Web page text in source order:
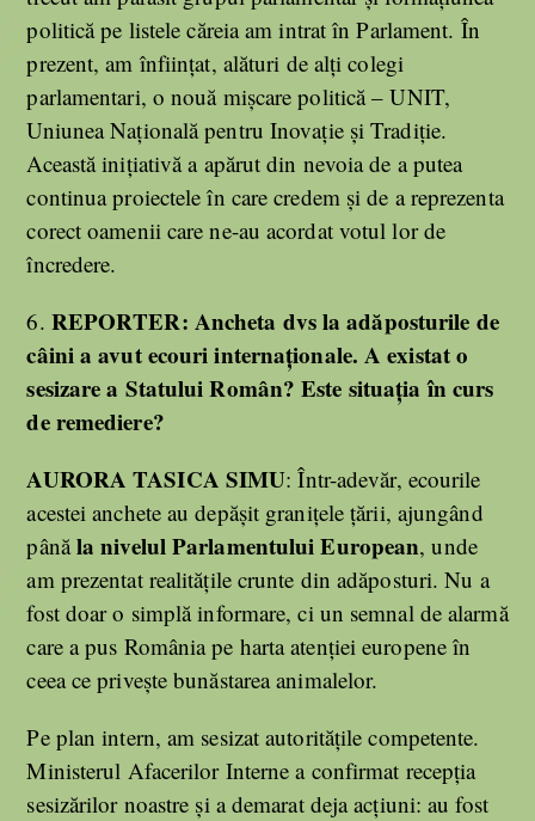
politică pe listele căreia am intrat în Parlament. În
prezent, am înființat, alături de alți colegi
parlamentari, o nouă mișcare politică – UNIT,
Uniunea Națională pentru Inovație și Tradiție.
Această inițiativă a apărut din nevoia de a putea
continua proiectele în care credem și de a reprezenta
corect oamenii care ne-au acordat votul lor de
încredere.
6. REPORTER: Ancheta dvs la adăposturile de
câini a avut ecouri internaționale. A existat o
sesizare a Statului Român? Este situația în curs
de remediere?
AURORA TASICA SIMU: Într-adevăr, ecourile
acestei anchete au depășit granițele țării, ajungând
pânăla nivelulParlamentului European, unde
am prezentat realitățile crunte din adăposturi. Nu a
fost doar o simplă informare, ci un semnal de alarmă
care a pus România pe harta atenției europene în
ceea ce privește bunăstarea animalelor.
Pe plan intern, am sesizat autoritățile competente.
Ministerul Afacerilor Interne a confirmat recepția
sesizărilor noastre și a demarat deja acțiuni: au fost